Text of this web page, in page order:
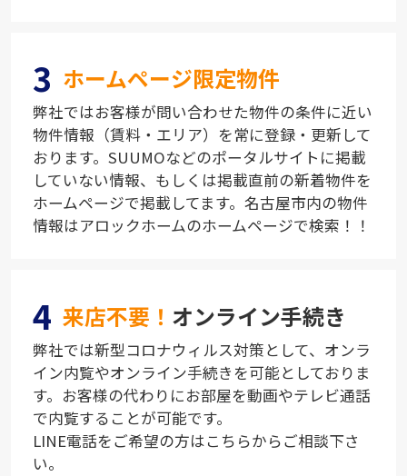
3 ホームページ限定物件
弊社ではお客様が問い合わせた物件の条件に近い
物件情報（賃料・エリア）を常に登録・更新して
おります。SUUMOなどのポータルサイトに掲載
していない情報、もしくは掲載直前の新着物件を
ホームページで掲載してます。名古屋市内の物件
情報はアロックホームのホームページで検索！！
4 来店不要！ オンライン手続き
弊社では新型コロナウィルス対策として、オンラ
イン内覧やオンライン手続きを可能としておりま
す。お客様の代わりにお部屋を動画やテレビ通話
で内覧することが可能です。
LINE電話をご希望の方はこちらからご相談下さ
い。